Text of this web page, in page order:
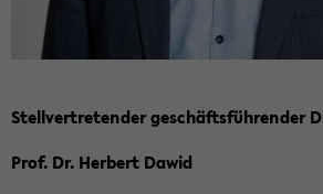
Stell­ver­tre­ten­der ge­schäfts­füh­ren­der
Prof. Dr. Her­bert Dawid